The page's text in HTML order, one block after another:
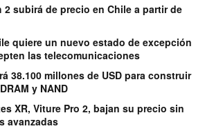
2 subirá de precio en Chile a partir de
quiere un nuevo estado de excepción
las telecomunicaciones
38.100 millones de USD para construir
y NAND
XR, Viture Pro 2, bajan su precio sin
avanzadas